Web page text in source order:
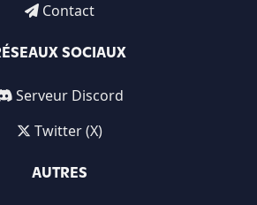
Contact
SOCIAUX
Serveur Discord
Twitter (X)
AUTRES